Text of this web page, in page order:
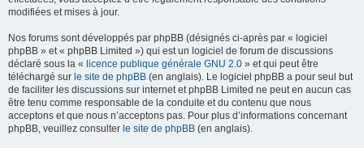
modifiées et mises à jour.
Nos forums sont développés par phpBB (désignés ci-après par « logiciel
phpBB » et « phpBB Limited ») qui est un logiciel de forum de discussions
déclaré sous la « licence publique générale GNU 2.0 » et qui peut être
téléchargé sur le site de phpBB (en anglais). Le logiciel phpBB a pour seul but
de faciliter les discussions sur internet et phpBB Limited ne peut en aucun cas
être tenu comme responsable de la conduite et du contenu que nous
acceptons et que nous n’acceptons pas. Pour plus d’informations concernant
phpBB, veuillez consulter le site de phpBB (en anglais).